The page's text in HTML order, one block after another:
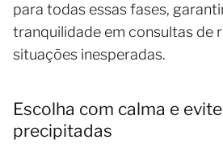
para todas essas fases,
tranquilidade em consultas de
situações inesperadas.
Escolha com calma e
precipitadas